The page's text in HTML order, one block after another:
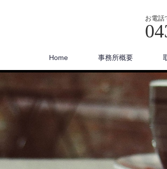
お電話
Home 事務所概要